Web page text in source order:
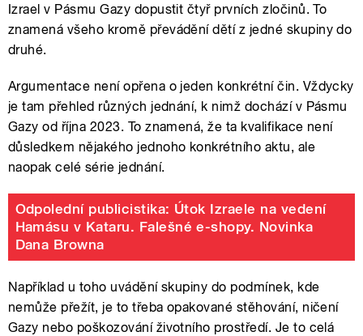
Izrael v Pásmu Gazy dopustit čtyř prvních zločinů. To
znamená všeho kromě převádění dětí z jedné skupiny do
druhé.
Argumentace není opřena o jeden konkrétní čin. Vždycky
je tam přehled různých jednání, k nimž dochází v Pásmu
Gazy od října 2023. To znamená, že ta kvalifikace není
důsledkem nějakého jednoho konkrétního aktu, ale
naopak celé série jednání.
Odpolední publicistika: Útok Izraele na vedení
Hamásu v Kataru. Falešné e-shopy. Novinka
Dana Browna
Například u toho uvádění skupiny do podmínek, kde
nemůže přežít, je to třeba opakované stěhování, ničení
Gazy nebo poškozování životního prostředí. Je to celá